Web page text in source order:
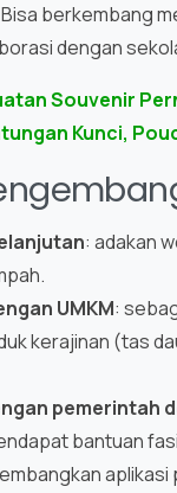
Bisa berkembang
dengan
Souvenir
Kunci,
: adakan
UMKM:
kerajinan (tas
pemerintah
bantuan